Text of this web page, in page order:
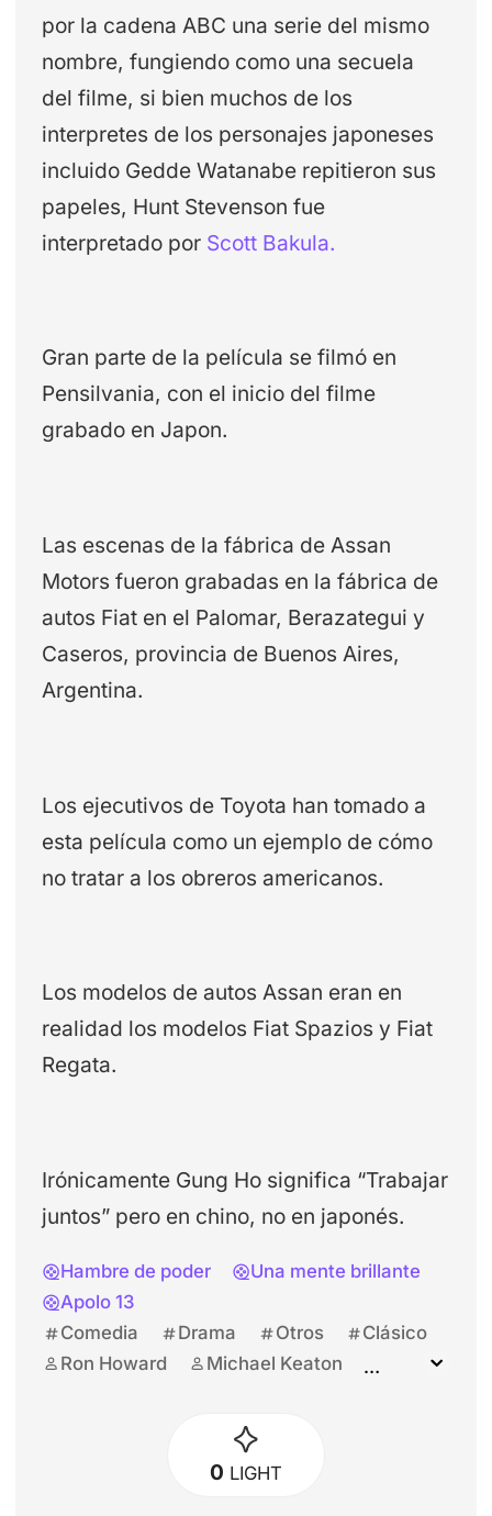
por la cadena ABC una serie del mismo
nombre, fungiendo como una secuela
del filme, si bien muchos de los
interpretes de los personajes japoneses
incluido Gedde Watanabe repitieron sus
papeles, Hunt Stevenson fue
interpretado por Scott Bakula.
Gran parte de la película se filmó en
Pensilvania, con el inicio del filme
grabado en Japon.
Las escenas de la fábrica de Assan
Motors fueron grabadas en la fábrica de
autos Fiat en el Palomar, Berazategui y
Caseros, provincia de Buenos Aires,
Argentina.
Los ejecutivos de Toyota han tomado a
esta película como un ejemplo de cómo
no tratar a los obreros americanos.
Los modelos de autos Assan eran en
realidad los modelos Fiat Spazios y Fiat
Regata.
Irónicamente Gung Ho significa “Trabajar
juntos” pero en chino, no en japonés.
Hambre de poder
Una mente brillante
Apolo 13
Comedia
Drama Otros
Clásico
Ron Howard
Michael Keaton
0 LIGHT